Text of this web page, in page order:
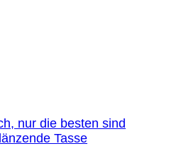
nur die besten sind
Tasse